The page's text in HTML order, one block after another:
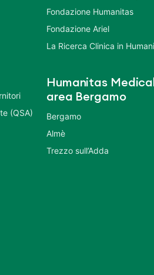
(QSA)
Fondazione Humanitas
Fondazione Ariel
La Ricerca Clinica in
Humanitas
area Bergamo
Bergamo
Almè
Trezzo sull’Adda